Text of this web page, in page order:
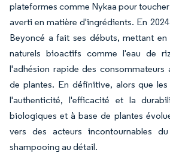
plateformes comme Nykaa pour
averti en matière d'ingrédients. En
Beyoncé a fait ses débuts, mettant
naturels bioactifs comme l'eau de
l'adhésion rapide des consommateurs
de plantes. En définitive, alors que
l'authenticité, l'efficacité et la
biologiques et à base de plantes
vers des acteurs incontournables
shampooing au détail.